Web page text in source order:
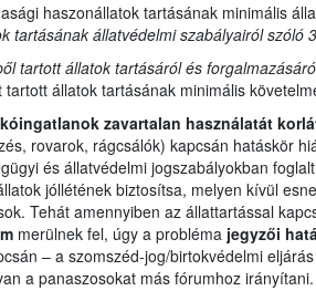
haszonállatok tartásának minimális
tartásának állatvédelmi szabályairól szóló
tartott állatok tartásáról és
tartott állatok tartásának minimális
zavartalan használatát
rovarok, rágcsálók) kapcsán hatáskör
és állatvédelmi jogszabályokban
jóllétének biztosítsa, melyen kívül
Tehát amennyiben az állattartással
merülnek fel, úgy a probléma jegyzői
– a szomszéd-jog/birtokvédelmi
a panaszosokat más fórumhoz irányítani.